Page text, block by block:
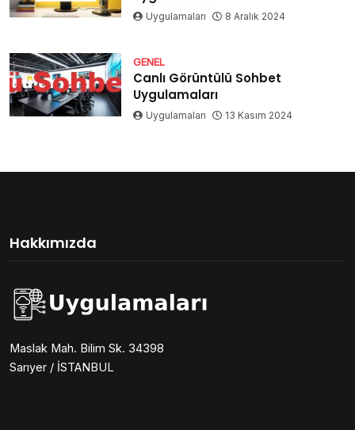
Uygulamaları 8 Aralık 2024
GENEL
Canlı Görüntülü Sohbet
Uygulamaları
Uygulamaları 13 Kasım 2024
Hakkımızda
Maslak Mah. Bilim Sk. 34398
Sarıyer / İSTANBUL